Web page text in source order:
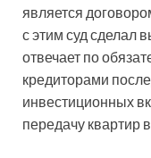
является
с этим суд сделал
отвечает по
кредиторами
инвестиционных
передачу квартир